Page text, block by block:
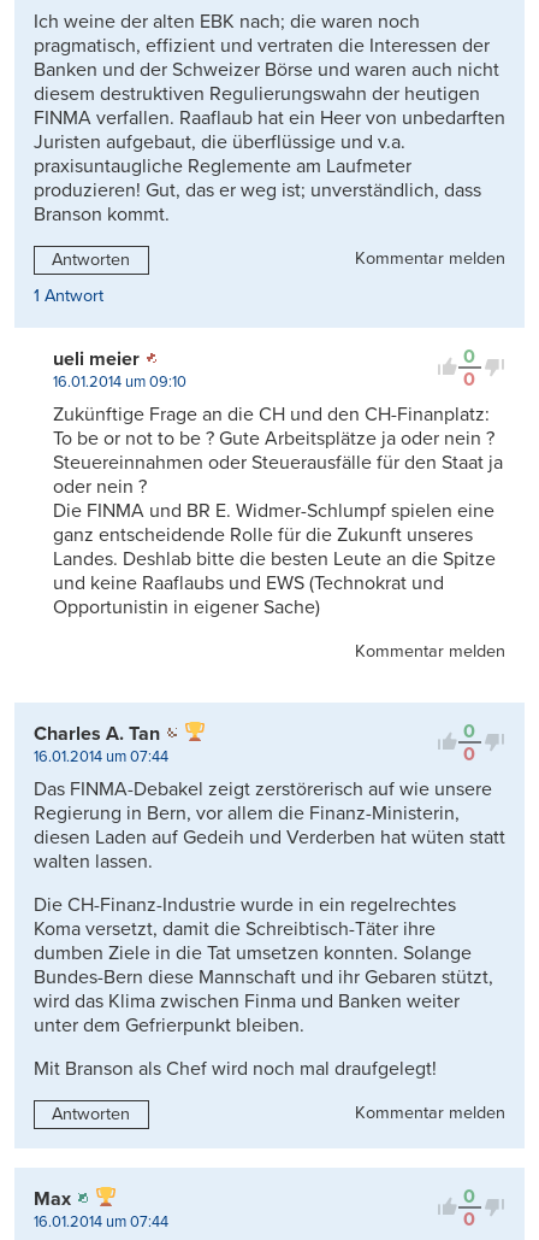
Ich weine der alten EBK nach; die waren noch
pragmatisch, effizient und vertraten die Interessen der
Banken und der Schweizer Börse und waren auch nicht
diesem destruktiven Regulierungswahn der heutigen
FINMA verfallen. Raaflaub hat ein Heer von unbedarften
Juristen aufgebaut, die überflüssige und v.a.
praxisuntaugliche Reglemente am Laufmeter
produzieren! Gut, das er weg ist; unverständlich, dass
Branson kommt.
Antworten
Kommentar melden
1 Antwort
0
0
ueli meier
16.01.2014 um 09:10
Zukünftige Frage an die CH und den CH-Finanplatz:
To be or not to be ? Gute Arbeitsplätze ja oder nein ?
Steuereinnahmen oder Steuerausfälle für den Staat ja
oder nein ?
Die FINMA und BR E. Widmer-Schlumpf spielen eine
ganz entscheidende Rolle für die Zukunft unseres
Landes. Deshlab bitte die besten Leute an die Spitze
und keine Raaflaubs und EWS (Technokrat und
Opportunistin in eigener Sache)
Kommentar melden
0
0
Charles A. Tan
16.01.2014 um 07:44
Das FINMA-Debakel zeigt zerstörerisch auf wie unsere
Regierung in Bern, vor allem die Finanz-Ministerin,
diesen Laden auf Gedeih und Verderben hat wüten statt
walten lassen.
Die CH-Finanz-Industrie wurde in ein regelrechtes
Koma versetzt, damit die Schreibtisch-Täter ihre
dumben Ziele in die Tat umsetzen konnten. Solange
Bundes-Bern diese Mannschaft und ihr Gebaren stützt,
wird das Klima zwischen Finma und Banken weiter
unter dem Gefrierpunkt bleiben.
Mit Branson als Chef wird noch mal draufgelegt!
Antworten Kommentar melden
0
0
Max
16.01.2014 um 07:44